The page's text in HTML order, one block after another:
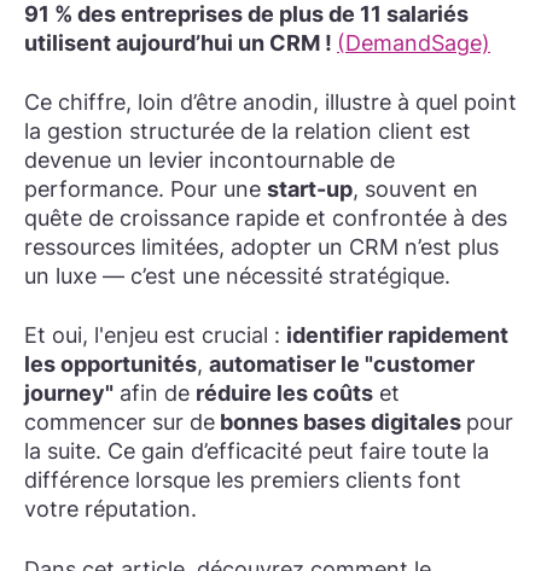
91 % des entreprises de plus de 11 salariés
utilisent aujourd’hui un CRM ! (DemandSage)
Ce chiffre, loin d’être anodin, illustre à quel point
la gestion structurée de la relation client est
devenue un levier incontournable de
performance. Pour une start-up, souvent en
quête de croissance rapide et confrontée à des
ressources limitées, adopter un CRM n’est plus
un luxe — c’est une nécessité stratégique.
Et oui, l'enjeu est crucial : identifier rapidement
les opportunités, automatiser le "customer
journey" afin de réduire les coûts et
commencer sur de bonnes bases digitales pour
la suite. Ce gain d’efficacité peut faire toute la
différence lorsque les premiers clients font
votre réputation.